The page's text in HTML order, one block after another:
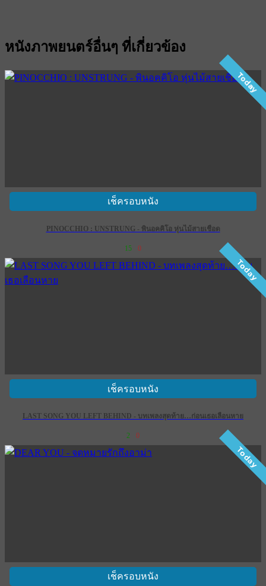
หนังภาพยนตร์อื่นๆ ที่เกี่ยวข้อง
Today
เช็ครอบหนัง
PINOCCHIO : UNSTRUNG - พินอคคิโอ หุ่นไม้สายเชือด
15 0
Today
เช็ครอบหนัง
LAST SONG YOU LEFT BEHIND - บทเพลงสุดท้าย…ก่อนเธอเลือนหาย
2 0
Today
เช็ครอบหนัง